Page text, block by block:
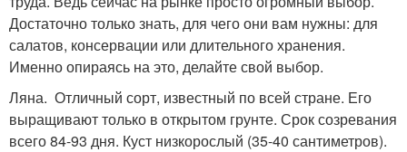
Достаточно только знать, для чего они вам нужны: для
салатов, консервации или длительного хранения.
Именно опираясь на это, делайте свой выбор.
Ляна. Отличный сорт, известный по всей стране. Его
выращивают только в открытом грунте. Срок созревания
всего 84-93 дня. Куст низкорослый (35-40 сантиметров).